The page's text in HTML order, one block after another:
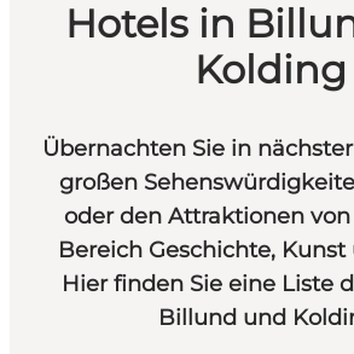
Hotels in
Kolding
Übernachten Sie in
großen
oder den Attraktionen
Bereich Geschichte,
Hier finden Sie eine Liste
Billund und